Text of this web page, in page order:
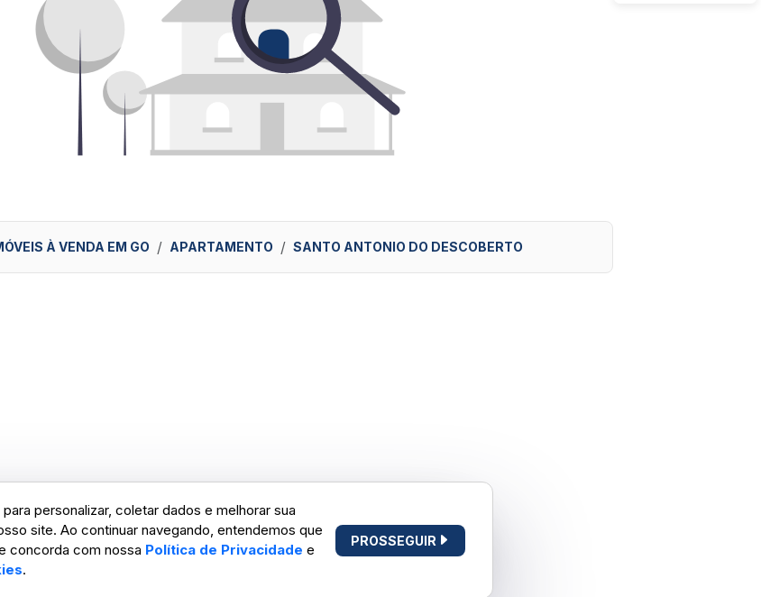
À VENDA EM GO APARTAMENTO SANTO ANTONIO DO DESCOBERTO
para personalizar, coletar dados e melhorar sua
site. Ao continuar navegando, entendemos que
concorda com nossa Política de Privacidade e
.
PROSSEGUIR